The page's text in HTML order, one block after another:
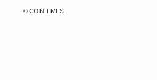
© COIN TIMES.